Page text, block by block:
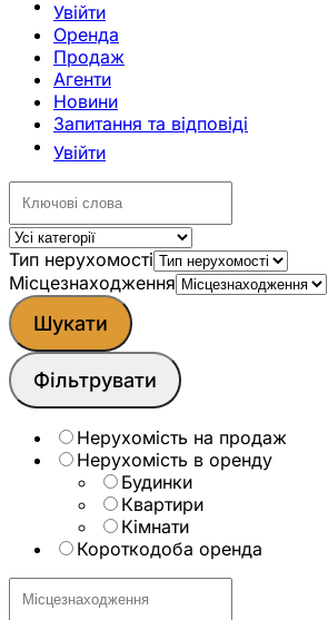
Увійти
Оренда
Продаж
Агенти
Новини
Запитання та відповіді
Увійти
Тип нерухомості
Місцезнаходження
Шукати
Фільтрувати
Нерухомicть на продаж
Нерухомiсть в оренду
Будинки
Квартири
Кімнати
Короткодоба оренда